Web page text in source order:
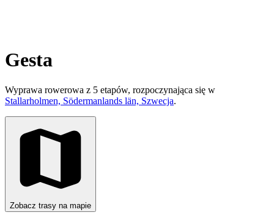
Gesta
Wyprawa rowerowa z 5 etapów, rozpoczynająca się w
Stallarholmen, Södermanlands län, Szwecja.
Zobacz trasy na mapie